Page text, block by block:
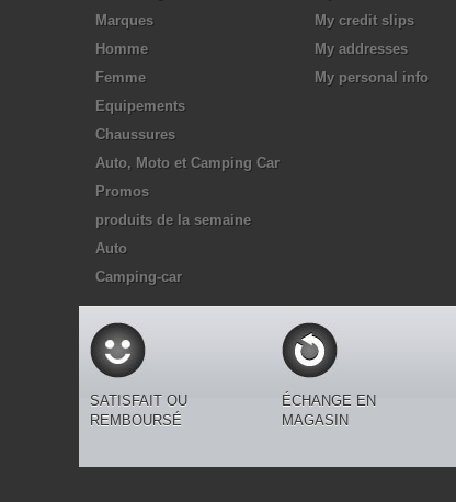
Marques
Homme
Femme
Equipements
Chaussures
Auto, Moto et Camping Car
Promos
produits de la semaine
Auto
Camping-car
My credit slips
My addresses
My personal info
SATISFAIT OU
REMBOURSÉ
ÉCHANGE EN
MAGASIN